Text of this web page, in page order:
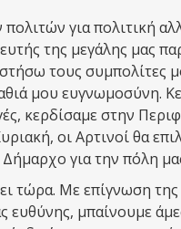
για πολιτική
της μεγάλης μας
τους συμπολίτες
μου ευγνωμοσύνη.
κερδίσαμε στην
οι Αρτινοί θα
για την πόλη
τώρα. Με επίγνωση της
ευθύνης, μπαίνουμε